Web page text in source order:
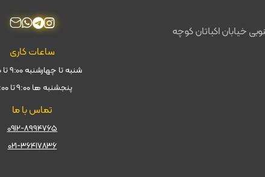
خیابان اکباتان کوچه
ساعات کاری
شنبه تا چهارشنبه ۹:۰۰ تا ۱۸:۳۰
پنجشنبه ها ۹:۰۰ تا ۱۴:۰۰
تماس با ما
۰۹۱۲-۸۹۹۴۷۶۵
۰۲۱-۳۶۴۱۷۸۳۶